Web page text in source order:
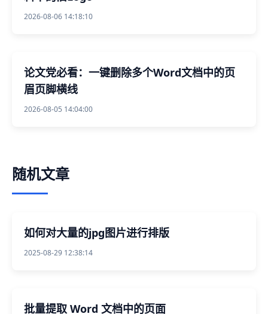
2026-08-06 14:18:10
论文党必看：一键删除多个Word文档中的页
眉页脚横线
2026-08-05 14:04:00
随机文章
如何对大量的jpg图片进行排版
2025-08-29 12:38:14
批量提取 Word 文档中的页面